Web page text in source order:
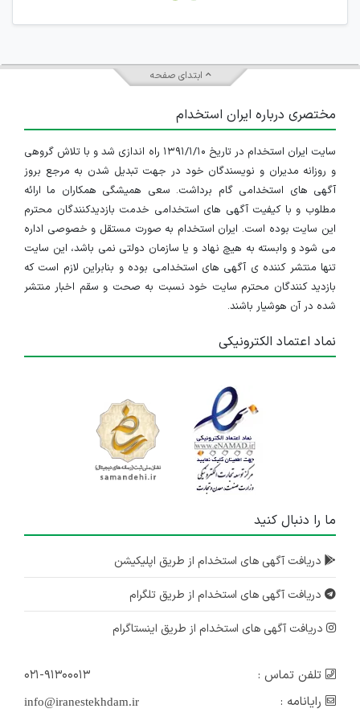
ابتدای صفحه
مختصری درباره ایران استخدام
سایت ایران استخدام در تاریخ ۱۳۹۱/۱/۱۰ راه اندازی شد و با تلاش گروهی
و روزانه مدیران و نویسندگان خود در جهت تبدیل شدن به مرجع بروز
آگهی های استخدامی گام برداشت. سعی همیشگی همکاران ما ارائه
مطلوب و با کیفیت آگهی های استخدامی خدمت بازدیدکنندگان محترم
این سایت بوده است. ایران استخدام به صورت مستقل و خصوصی اداره
می شود و وابسته به هیچ نهاد و یا سازمان دولتی نمی باشد، این سایت
تنها منتشر کننده ی آگهی های استخدامی بوده و بنابراین لازم است که
بازدید کنندگان محترم سایت خود نسبت به صحت و سقم اخبار منتشر
شده در آن هوشیار باشند.
نماد اعتماد الکترونیکی
ما را دنبال کنید
دریافت آگهی های استخدام از طریق اپلیکیشن
دریافت آگهی های استخدام از طریق تلگرام
دریافت آگهی های استخدام از طریق اینستاگرام
تلفن تماس :
۰۲۱-۹۱۳۰۰۰۱۳
رایانامه :
info@iranestekhdam.ir